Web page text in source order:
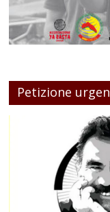
Petizione